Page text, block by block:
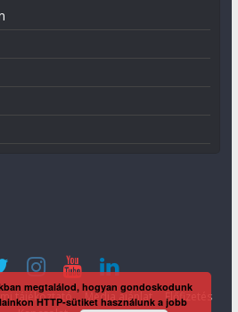
tájékoztató Média ajánlat
Előfizetés
megtalálod, hogyan gondoskodunk
HTTP-sütiket használunk a jobb